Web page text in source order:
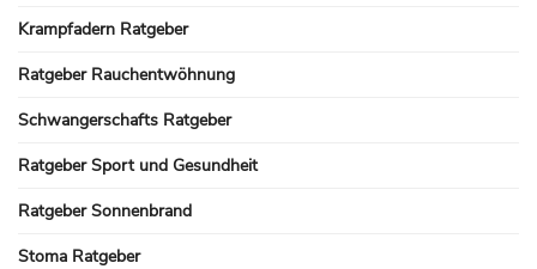
Krampfadern Ratgeber
Ratgeber Rauchentwöhnung
Schwangerschafts Ratgeber
Ratgeber Sport und Gesundheit
Ratgeber Sonnenbrand
Stoma Ratgeber